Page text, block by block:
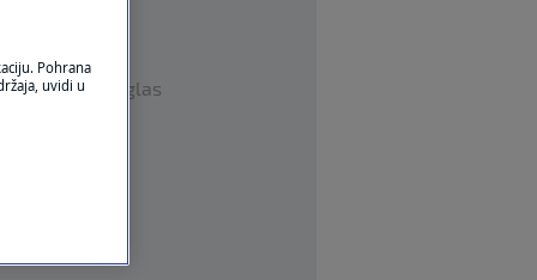
Oglas
Pohrana
uvidi u